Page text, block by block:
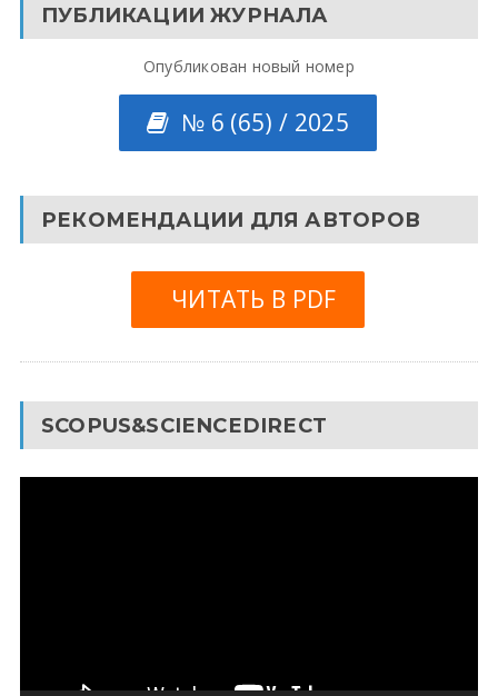
ПУБЛИКАЦИИ ЖУРНАЛА
Опубликован новый номер
№ 6 (65) / 2025
РЕКОМЕНДАЦИИ ДЛЯ АВТОРОВ
ЧИТАТЬ В PDF
SCOPUS&SCIENCEDIRECT